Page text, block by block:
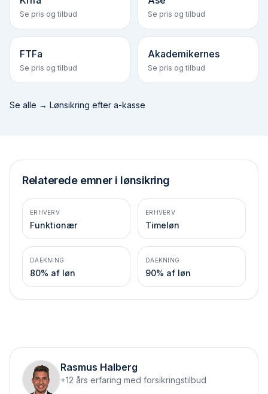
Se pris og tilbud Se pris og tilbud
FTFa
Se pris og tilbud
Akademikernes
Se pris og tilbud
Se alle → Lønsikring efter a-kasse
Relaterede emner i lønsikring
ERHVERV
Funktionær
ERHVERV
Timeløn
DAEKNING
80% af løn
DAEKNING
90% af løn
Rasmus Halberg
+12 års erfaring med forsikringstilbud